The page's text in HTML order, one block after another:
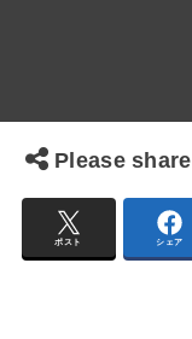
Please share
ポスト シェア